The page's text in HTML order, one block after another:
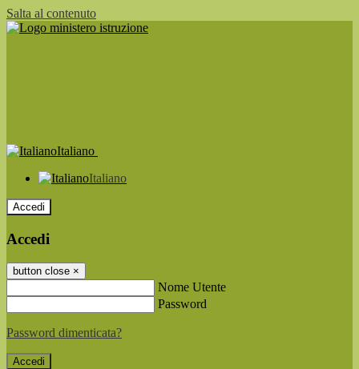
Salta al contenuto
Italiano
Italiano
Accedi
Accedi
button close ×
Nome Utente
Password
Password dimenticata?